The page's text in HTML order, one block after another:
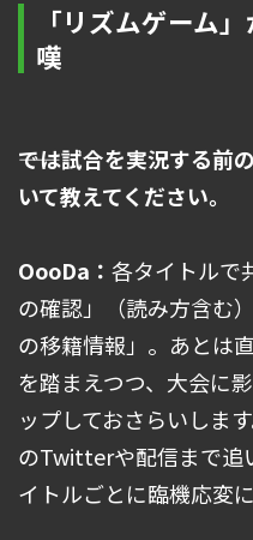
「リズムゲーム
嘆
――では試合を実況する
いて教えてください。
OooDa： 各タイトルで
の確認」（読み方含む
の移籍情報」。あとは
を踏まえつつ、大会に
ップしておさらいしま
のTwitterや配信まで追
イトルごとに臨機応変